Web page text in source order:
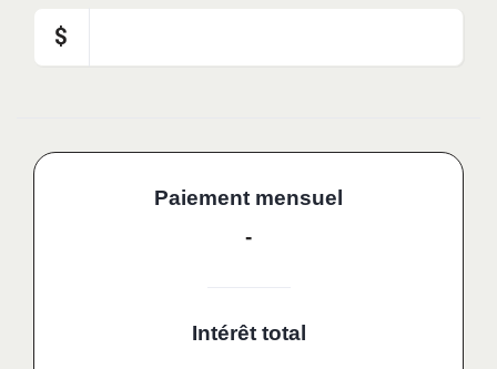
$
Paiement mensuel
-
Intérêt total